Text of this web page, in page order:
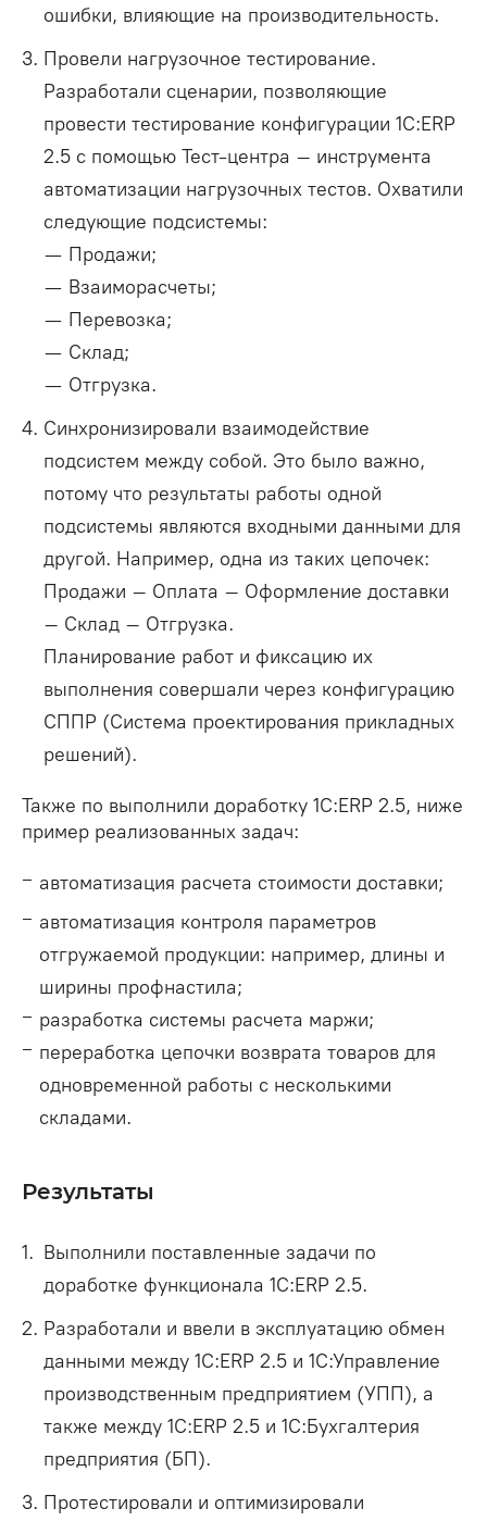
ошибки, влияющие на производительность.
Провели нагрузочное тестирование.
Разработали сценарии, позволяющие
провести тестирование конфигурации 1С:ERP
2.5 с помощью Тест-центра – инструмента
автоматизации нагрузочных тестов. Охватили
следующие подсистемы:
— Продажи;
— Взаиморасчеты;
— Перевозка;
— Склад;
— Отгрузка.
Синхронизировали взаимодействие
подсистем между собой. Это было важно,
потому что результаты работы одной
подсистемы являются входными данными для
другой. Например, одна из таких цепочек:
Продажи – Оплата – Оформление доставки
– Склад – Отгрузка.
Планирование работ и фиксацию их
выполнения совершали через конфигурацию
СППР (Система проектирования прикладных
решений).
Также по выполнили доработку 1С:ERP 2.5, ниже
пример реализованных задач:
автоматизация расчета стоимости доставки;
автоматизация контроля параметров
отгружаемой продукции: например, длины и
ширины профнастила;
разработка системы расчета маржи;
переработка цепочки возврата товаров для
одновременной работы с несколькими
складами.
Результаты
Выполнили поставленные задачи по
доработке функционала 1С:ERP 2.5.
Разработали и ввели в эксплуатацию обмен
данными между 1С:ERP 2.5 и 1С:Управление
производственным предприятием (УПП), а
также между 1С:ERP 2.5 и 1С:Бухгалтерия
предприятия (БП).
Протестировали и оптимизировали